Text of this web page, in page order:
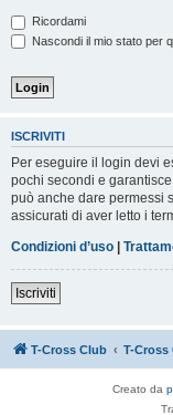
Ricordami
Nascondi il mio stato per
ISCRIVITI
Per eseguire il login devi
pochi secondi e
può anche dare permessi
assicurati di aver letto i
Condizioni d’uso |
Iscriviti
T-Cross Club T-Cross
Creato da